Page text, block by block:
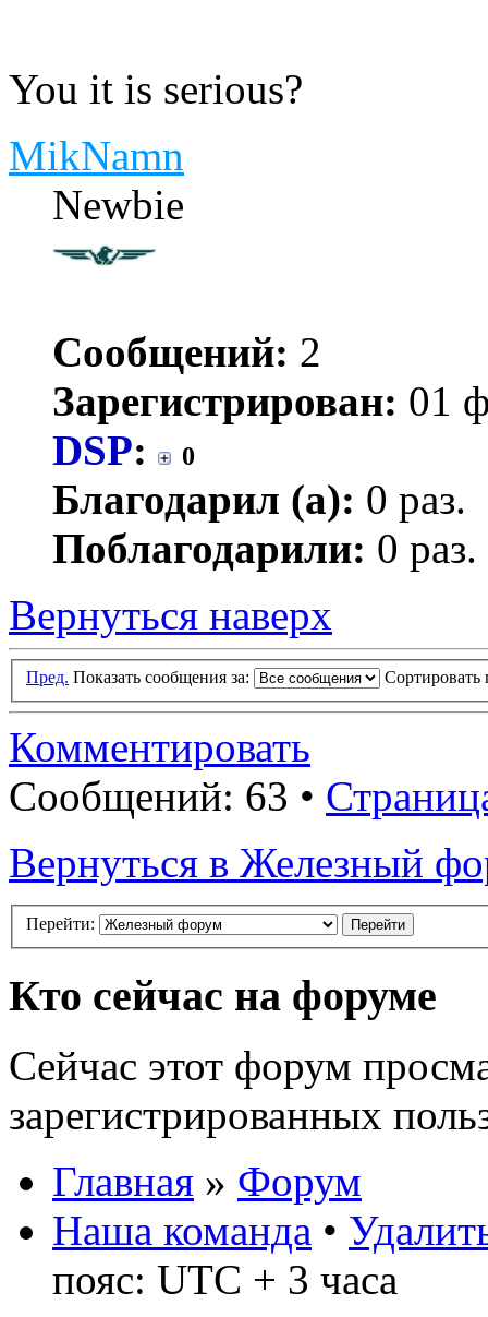
You it is serious?
MikNamn
Newbie
Сообщений: 2
Зарегистрирован: 01
DSP: 0
Благодарил (а): 0 раз.
Поблагодарили: 0 раз.
Вернуться наверх
Пред. Показать сообщения за: Сортировать
Комментировать
Сообщений: 63 •
Вернуться в Железный
Перейти:
Кто сейчас на форуме
Сейчас этот форум
зарегистрированных
Главная » Форум
Наша команда •
пояс: UTC + 3 часа